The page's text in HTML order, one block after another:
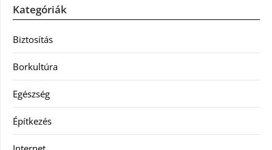
Kategóriák
Biztosítás
Borkultúra
Egészség
Építkezés